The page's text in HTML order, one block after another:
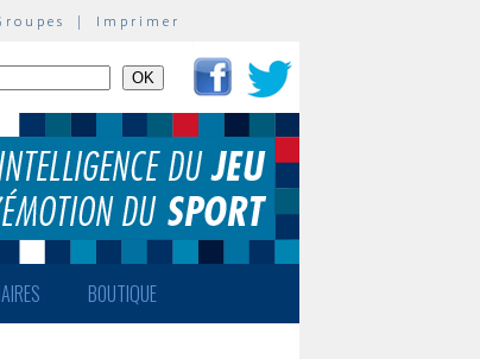
| Imprimer
BOUTIQUE